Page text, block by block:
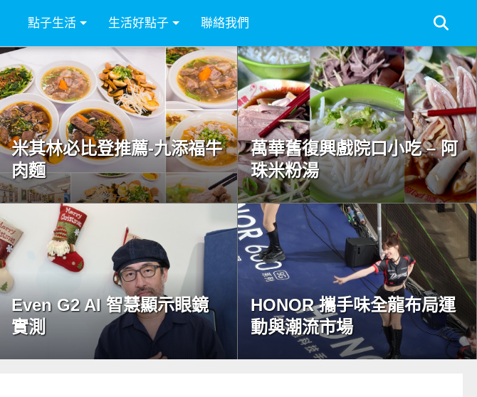
點子生活 生活好點子 聯絡我們
米其林必比登推薦-九添福牛
肉麵
萬華舊復興戲院口小吃 – 阿
珠米粉湯
Even G2 AI 智慧顯示眼鏡
實測
HONOR 攜手味全龍布局運
動與潮流市場